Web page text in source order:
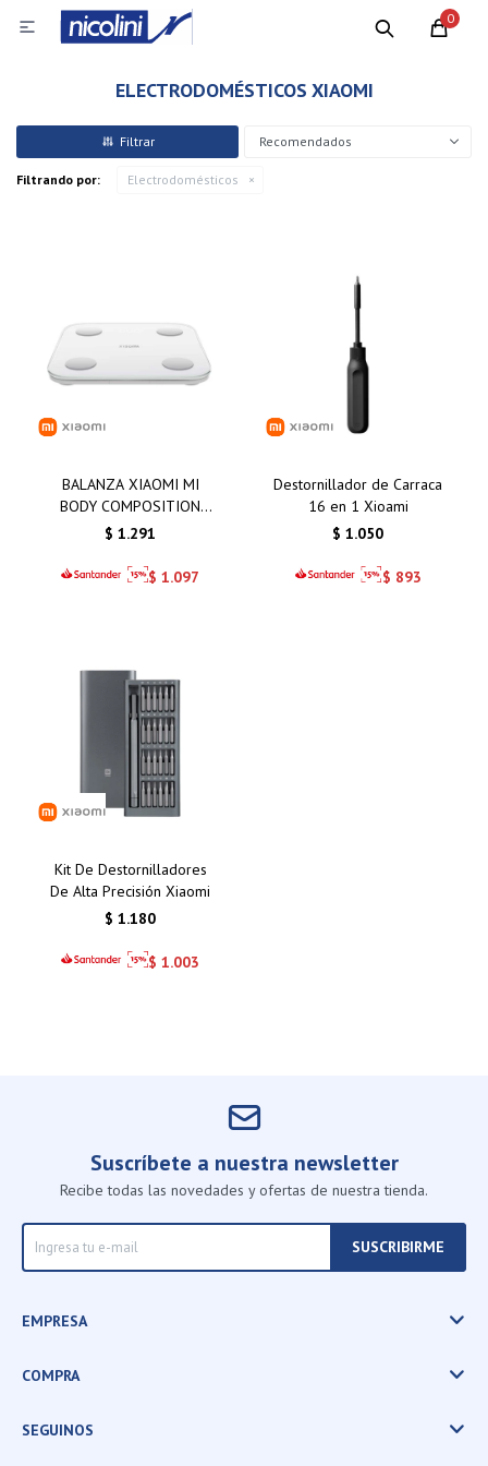
0

ELECTRODOMÉSTICOS XIAOMI
Recomendados
Filtrando por: Electrodomésticos
BALANZA XIAOMI MI
BODY COMPOSITION
SCALE S400
$ 1.291
$ 1.097
Destornillador de Carraca
16 en 1 Xioami
$ 1.050
$ 893
Kit De Destornilladores
De Alta Precisión Xiaomi
$ 1.180
$ 1.003
Suscríbete a nuestra newsletter
Recibe todas las novedades y ofertas de nuestra tienda.
SUSCRIBIRME
EMPRESA
COMPRA
SEGUINOS